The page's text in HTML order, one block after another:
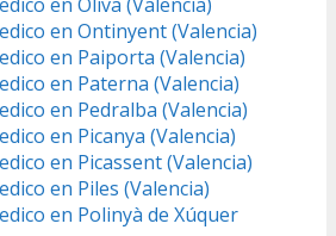
en Ontinyent (Valencia)
en Paiporta (Valencia)
en Paterna (Valencia)
en Pedralba (Valencia)
en Picanya (Valencia)
en Picassent (Valencia)
en Piles (Valencia)
en Polinyà de Xúquer